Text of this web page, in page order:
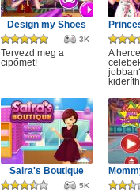
Design my Shoes
3K
Tervezd meg a
cipőmet!
A
Saira's Boutique
5K